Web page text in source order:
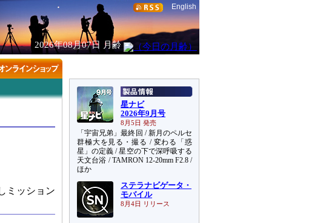
English
2026年08月07日 月齢
ミッション
星ナビ
2026年9月号
8月5日 発売
「宇宙兄弟」最終回 / 新月のペルセ
群極大を見る・撮る / 変わる「惑
星」の定義 / 星空の下で深呼吸する
天文台浴 / TAMRON 12-20mm F2.8 /
ほか
ステラナビゲータ・
モバイル
8月4日 リリース